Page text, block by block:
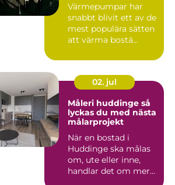
Värmepumpar har
snabbt blivit ett av de
mest populära sätten
att värma bostä...
02. jul
Måleri huddinge så
lyckas du med nästa
målarprojekt
När en bostad i
Huddinge ska målas
om, ute eller inne,
handlar det om mer